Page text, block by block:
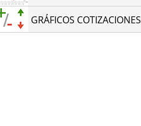
GRÁFICOS COTIZACIONES